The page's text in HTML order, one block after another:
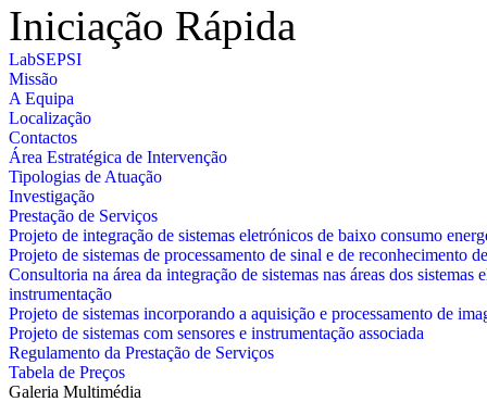
Iniciação Rápida
LabSEPSI
Missão
A Equipa
Localização
Contactos
Área Estratégica de Intervenção
Tipologias de Atuação
Investigação
Prestação de Serviços
Projeto de integração de sistemas eletrónicos de baixo consumo
Projeto de sistemas de processamento de sinal e de reconhecimento
Consultoria na área da integração de sistemas nas áreas dos
instrumentação
Projeto de sistemas incorporando a aquisição e processamento de
Projeto de sistemas com sensores e instrumentação associada
Regulamento da Prestação de Serviços
Tabela de Preços
Galeria Multimédia